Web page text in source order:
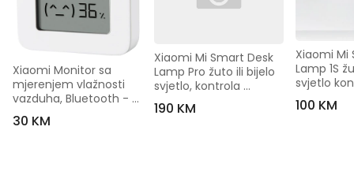
Xiaomi Monitor sa
mjerenjem vlažnosti
vazduha, Bluetooth -
Mi Home Temp.&
Hum. Monitor 2
30 KM
Xiaomi Mi Smart Desk
Lamp Pro žuto ili bijelo
svjetlo, kontrola
Google Assistant,
Alexa, Siri
190 KM
Xiaomi Mi
Lamp 1S
svjetlo
Assistant,
100 KM